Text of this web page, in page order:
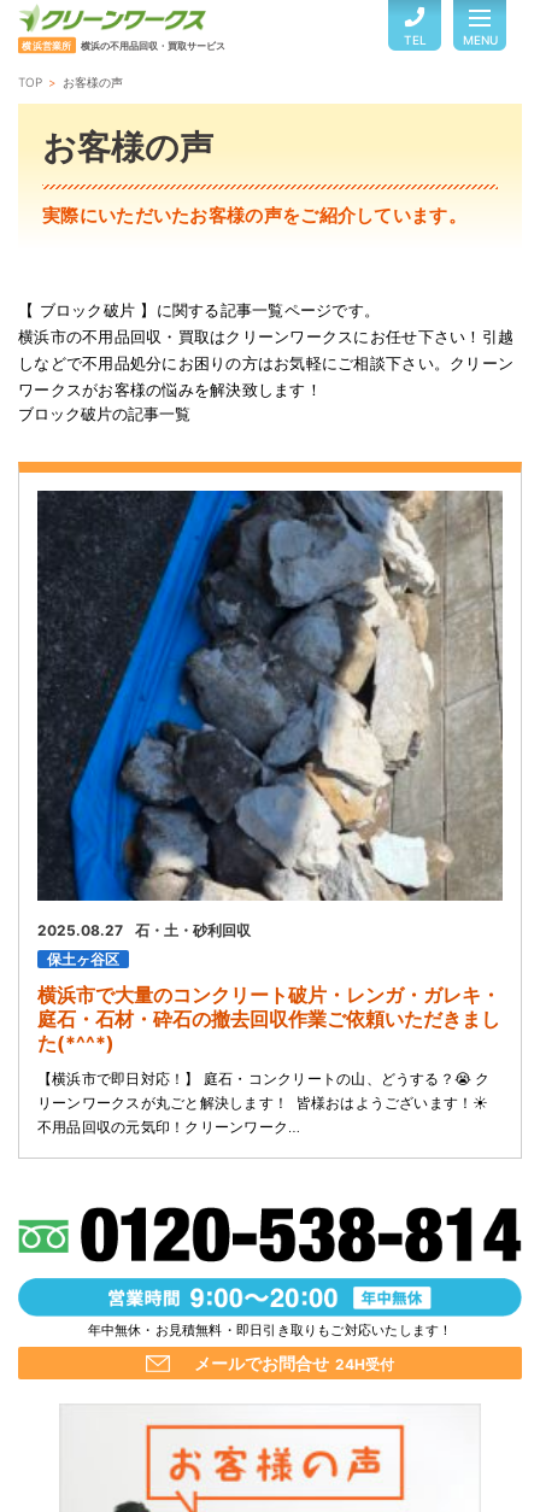
横浜営業所 横浜の不用品回収・買取サービス TEL MENU
サービスのご案内
回収品目・料金
お客様の声
お問い合わせ
会社概要
キャンペーン
WEB割引券プレゼント！
TOP お客様の声
お客様の声
実際にいただいたお客様の声をご紹介しています。
【 ブロック破片 】に関する記事一覧ページです。
横浜市の不用品回収・買取はクリーンワークスにお任せ下さい！引越
しなどで不用品処分にお困りの方はお気軽にご相談下さい。クリーン
ワークスがお客様の悩みを解決致します！
ブロック破片の記事一覧
2025.08.27
石・土・砂利回収
保土ヶ谷区
横浜市で大量のコンクリート破片・レンガ・ガレキ・
庭石・石材・砕石の撤去回収作業ご依頼いただきまし
た(*^^*)
【横浜市で即日対応！】 庭石・コンクリートの山、どうする？😭 ク
リーンワークスが丸ごと解決します！ ​ 皆様おはようございます！☀️
不用品回収の元気印！クリーンワーク…
年中無休・お見積無料・即日引き取りもご対応いたします！
メールでお問合せ 24H受付